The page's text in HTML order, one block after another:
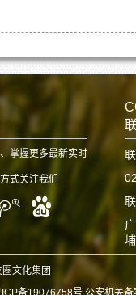
掌握更多最新实时
式关注我们
文化集团
备19076758号 公安机关